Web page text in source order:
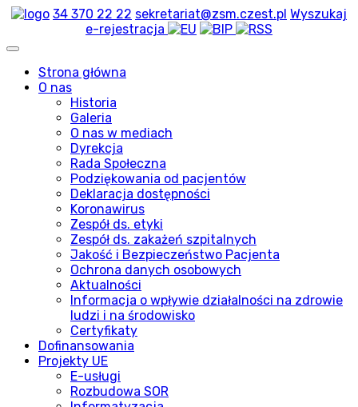
34 370 22 22 sekretariat@zsm.czest.pl Wyszukaj
e-rejestracja
Strona główna
O nas
Historia
Galeria
O nas w mediach
Dyrekcja
Rada Społeczna
Podziękowania od pacjentów
Deklaracja dostępności
Koronawirus
Zespół ds. etyki
Zespół ds. zakażeń szpitalnych
Jakość i Bezpieczeństwo Pacjenta
Ochrona danych osobowych
Aktualności
Informacja o wpływie działalności na zdrowie
ludzi i na środowisko
Certyfikaty
Dofinansowania
Projekty UE
E-usługi
Rozbudowa SOR